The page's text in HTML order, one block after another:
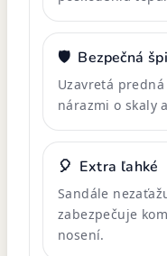
🛡️ Bezpečná
Uzavretá
nárazmi o skaly
🎈 Extra ľahké
Sandále
zabezpečuje
nosení.